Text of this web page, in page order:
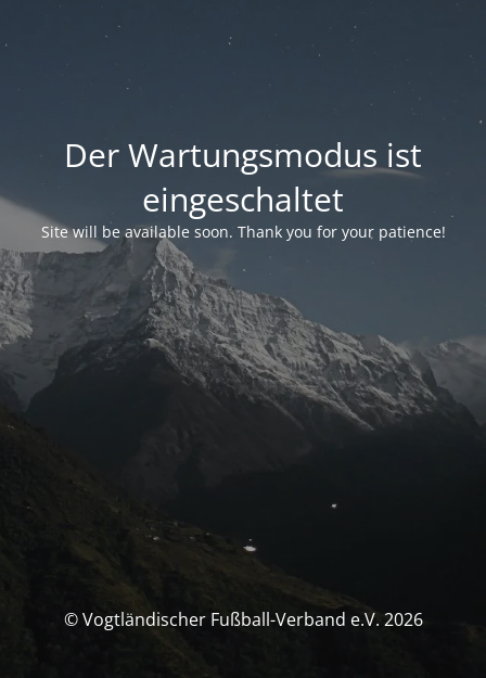
Der Wartungsmodus ist
eingeschaltet
Site will be available soon. Thank you for your patience!
© Vogtländischer Fußball-Verband e.V. 2026